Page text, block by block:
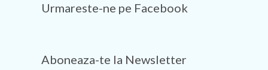
Urmareste-ne pe Facebook
Aboneaza-te la Newsletter